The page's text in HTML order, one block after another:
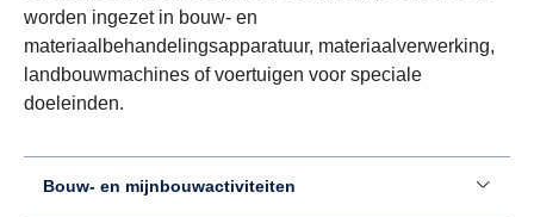
worden ingezet in bouw- en
materiaalbehandelingsapparatuur, materiaalverwerking,
landbouwmachines of voertuigen voor speciale
doeleinden.
Bouw- en mijnbouwactiviteiten